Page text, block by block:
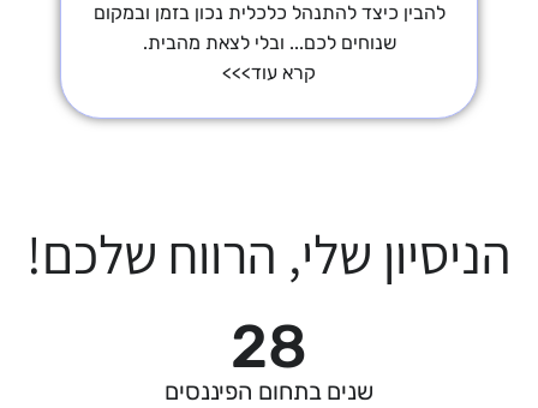
להבין כיצד להתנהל כלכלית נכון בזמן ובמקום
שנוחים לכם... ובלי לצאת מהבית.
קרא עוד>>>
הניסיון שלי, הרווח שלכם!
שנים בתחום הפיננסים
28